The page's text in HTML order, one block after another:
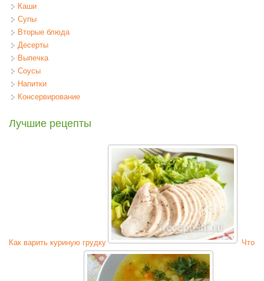
Каши
Супы
Вторые блюда
Десерты
Выпечка
Соусы
Напитки
Консервирование
Лучшие рецепты
Как варить куриную грудку Что